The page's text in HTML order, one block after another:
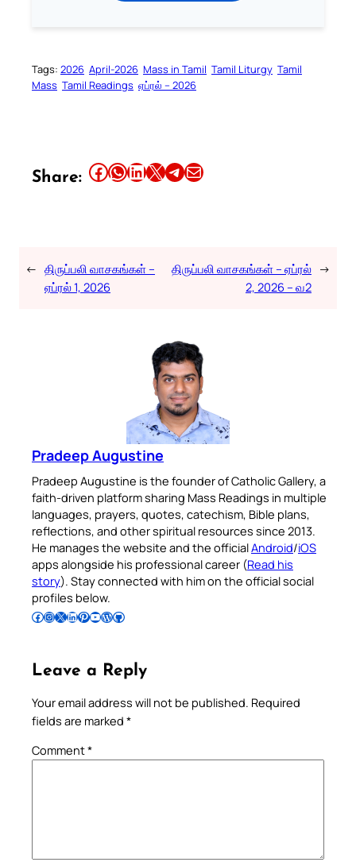
Tags: 2026 April-2026 Mass in Tamil Tamil Liturgy Tamil
Mass Tamil Readings ஏப்ரல் – 2026
Share: Share this article on Facebook Share this article on WhatsApp Share this article on LinkedIn Share this article on X Share this article on TelegramEmail this Article
← திருப்பலி வாசகங்கள் –
ஏப்ரல் 1, 2026
திருப்பலி வாசகங்கள் – ஏப்ரல்
2, 2026 – வ2
→
Pradeep Augustine
Pradeep Augustine is the founder of Catholic Gallery, a
faith-driven platform sharing Mass Readings in multiple
languages, prayers, quotes, catechism, Bible plans,
reflections, and other spiritual resources since 2013.
He manages the website and the officialAndroid/iOS
apps alongside his professional career (Read his
story). Stay connected with him on the official social
profiles below.
Follow Pradeep on Facebook Follow Pradeep on InstagramFollow Pradeep on X Follow Pradeep on LinkedIn Follow Pradeep on Pinterest Subscribe to Pradeep’s Youtube Channel Follow Pradeep on WordPress Follow Pradeep on GitHub
Leave a Reply
Your email address will not be published. Required
fields are marked *
Comment*